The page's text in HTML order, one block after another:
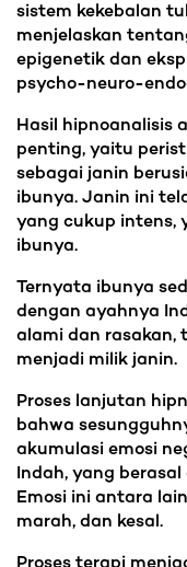
sistem kekebalan
menjelaskan
epigenetik dan
psycho-neuro-
Hasil hipnoanalisis
penting, yaitu
sebagai janin
ibunya. Janin ini
yang cukup intens,
ibunya.
Ternyata ibunya
dengan ayahnya
alami dan rasakan,
menjadi milik janin.
Proses lanjutan
bahwa
akumulasi emosi
Indah, yang
Emosi ini antara
marah, dan kesal.